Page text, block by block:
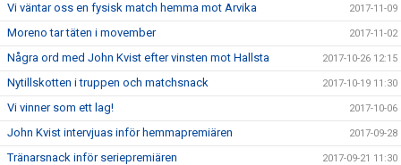
Vi väntar oss en fysisk match hemma mot Arvika 2017-11-09
Moreno tar täten i movember 2017-11-02
Några ord med John Kvist efter vinsten mot Hallsta 2017-10-26 12:15
Nytillskotten i truppen och matchsnack 2017-10-19 11:30
Vi vinner som ett lag! 2017-10-06
John Kvist intervjuas inför hemmapremiären 2017-09-28
Tränarsnack inför seriepremiären 2017-09-21 11:30